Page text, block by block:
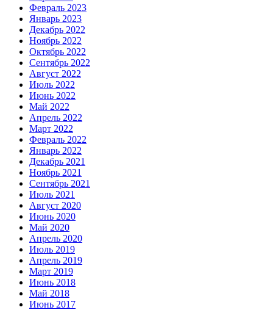
Февраль 2023
Январь 2023
Декабрь 2022
Ноябрь 2022
Октябрь 2022
Сентябрь 2022
Август 2022
Июль 2022
Июнь 2022
Май 2022
Апрель 2022
Март 2022
Февраль 2022
Январь 2022
Декабрь 2021
Ноябрь 2021
Сентябрь 2021
Июль 2021
Август 2020
Июнь 2020
Май 2020
Апрель 2020
Июль 2019
Апрель 2019
Март 2019
Июнь 2018
Май 2018
Июнь 2017